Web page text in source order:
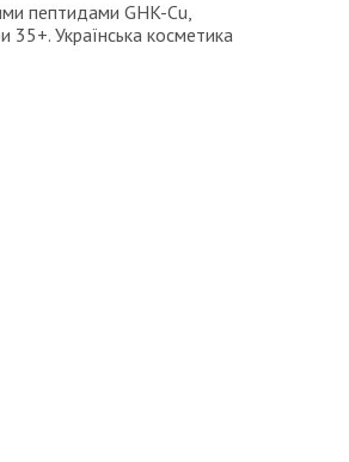
пептидами GHK-Cu,
35+. Українська косметика